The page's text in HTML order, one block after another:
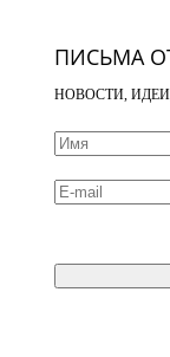
ПИСЬМА ОТ
НОВОСТИ,